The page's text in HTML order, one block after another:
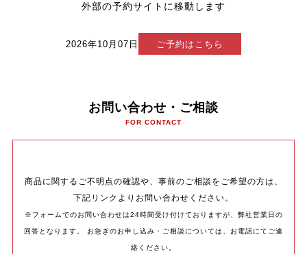
外部の予約サイトに移動します
2026年10月07日 ご予約はこちら
お問い合わせ・ご相談
FOR CONTACT
商品に関するご不明点の確認や、事前のご相談をご希望の方は、
下記リンクよりお問い合わせください。
※フォームでのお問い合わせは24時間受け付けておりますが、弊社営業日の
回答となります。 お急ぎのお申し込み・ご相談については、お電話にてご連
絡ください。